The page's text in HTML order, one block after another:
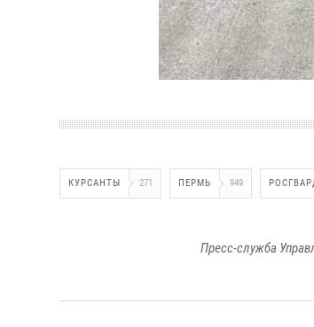
КУРСАНТЫ 271 ПЕРМЬ 949
Пресс-служба